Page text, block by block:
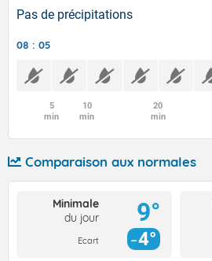
Pas de précipitations
08 : 05
5
min
10
min
20
min
Comparaison aux normales
Minimale
du jour
Ecart
9°
4°